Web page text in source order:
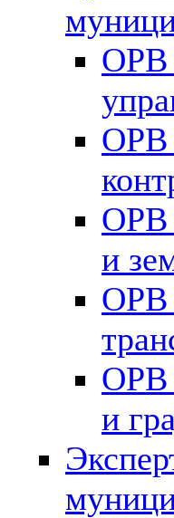
ОРВ
ОРВ
ОРВ
и
ОРВ
ОРВ
и